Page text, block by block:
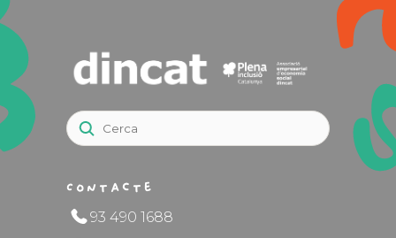
Contacte
93 490 1688